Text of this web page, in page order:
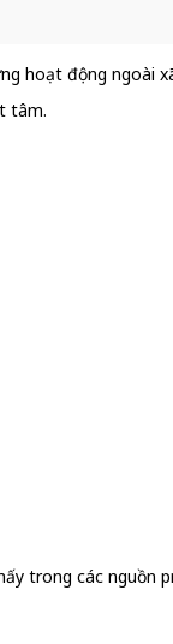
hoạt động ngoài
tâm.
trong các nguồn